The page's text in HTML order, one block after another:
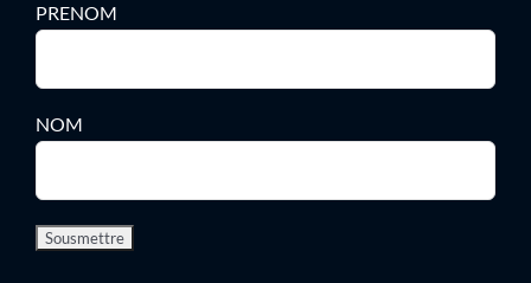
PRENOM
NOM